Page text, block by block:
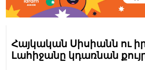
Հայկական Սիսիանն ու
Լահիջանը կդառնան